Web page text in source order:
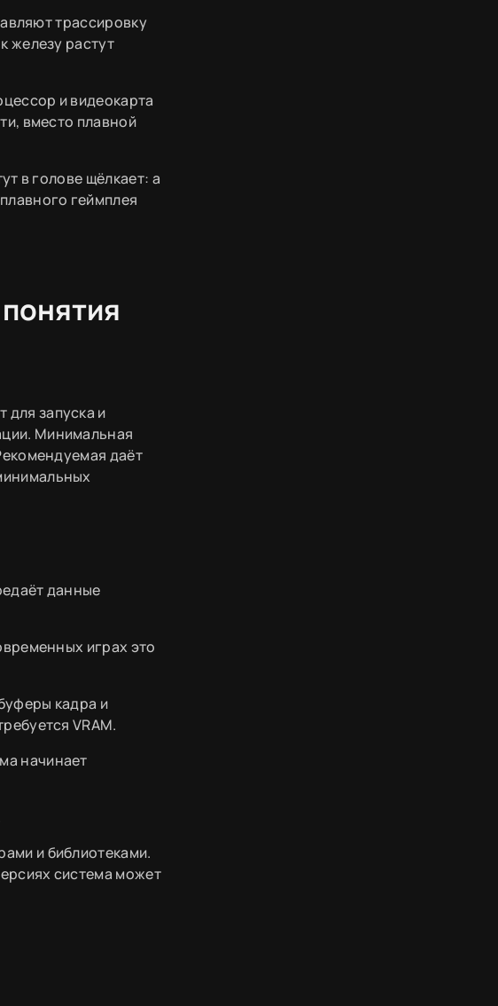
трассировку
железу растут
и видеокарта
вместо плавной
в голове щёлкает: а
геймплея
запуска и
Минимальная
даёт
данные
играх это
кадра и
VRAM.
начинает
и библиотеками.
система может